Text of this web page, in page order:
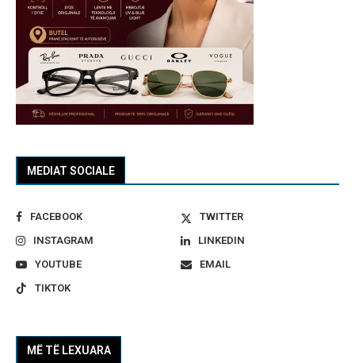
MEDIAT SOCIALE
FACEBOOK
TWITTER
INSTAGRAM
LINKEDIN
YOUTUBE
EMAIL
TIKTOK
MË TË LEXUARA